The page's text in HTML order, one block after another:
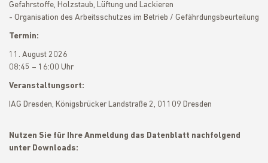
Gefahrstoffe, Holzstaub, Lüftung und Lackieren
- Organisation des Arbeitsschutzes im Betrieb / Gefährdungsbeurteilung
Termin:
11. August 2026
08:45 – 16:00 Uhr
Veranstaltungsort:
IAG Dresden, Königsbrücker Landstraße 2, 01109 Dresden
Nutzen Sie für Ihre Anmeldung das Datenblatt nachfolgend
unter Downloads: